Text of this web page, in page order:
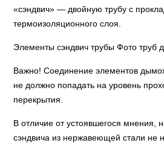
«сэндвич» — двойную трубу с
термоизоляционного слоя.
Элементы сэндвич трубы Фото труб
Важно! Соединение элементов
не должно попадать на уровень
перекрытия.
В отличие от устоявшегося мнения,
сэндвича из нержавеющей стали не